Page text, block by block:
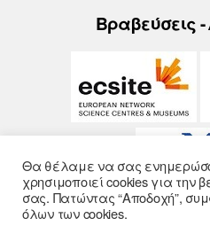
Βραβεύσεις -
Θα θέλαμε να σας
χρησιμοποιεί cookies για την
σας. Πατώντας “Αποδοχή”,
όλων των cookies.